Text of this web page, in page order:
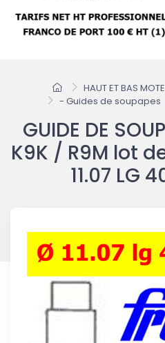
HAUT ET BAS
- Guides de soupapes
GUIDE DE
K9K / R9M lot
11.07 LG